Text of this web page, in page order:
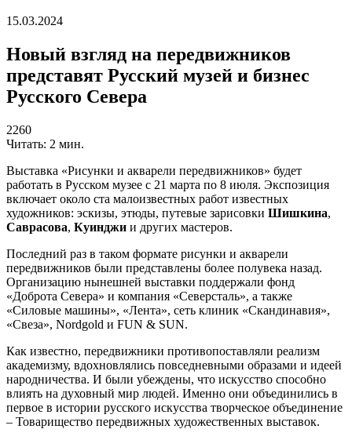
15.03.2024
Новый взгляд на передвижников
представят Русский музей и бизнес
Русского Севера
2260
Читать: 2 мин.
Выставка «Рисунки и акварели передвижников» будет
работать в Русском музее с 21 марта по 8 июля. Экспозиция
включает около ста малоизвестных работ известных
художников: эскизы, этюды, путевые зарисовки Шишкина,
Саврасова, Куинджи и других мастеров.
Последний раз в таком формате рисунки и акварели
передвижников были представлены более полувека назад.
Организацию нынешней выставки поддержали фонд
«Доброта Севера» и компания «Северсталь», а также
«Силовые машины», «Лента», сеть клиник «Скандинавия»,
«Свеза», Nordgold и FUN & SUN.
Как известно, передвижники противопоставляли реализм
академизму, вдохновлялись повседневными образами и идеей
народничества. И были убеждены, что искусство способно
влиять на духовный мир людей. Именно они объединились в
первое в истории русского искусства творческое объединение
– Товарищество передвижных художественных выставок.